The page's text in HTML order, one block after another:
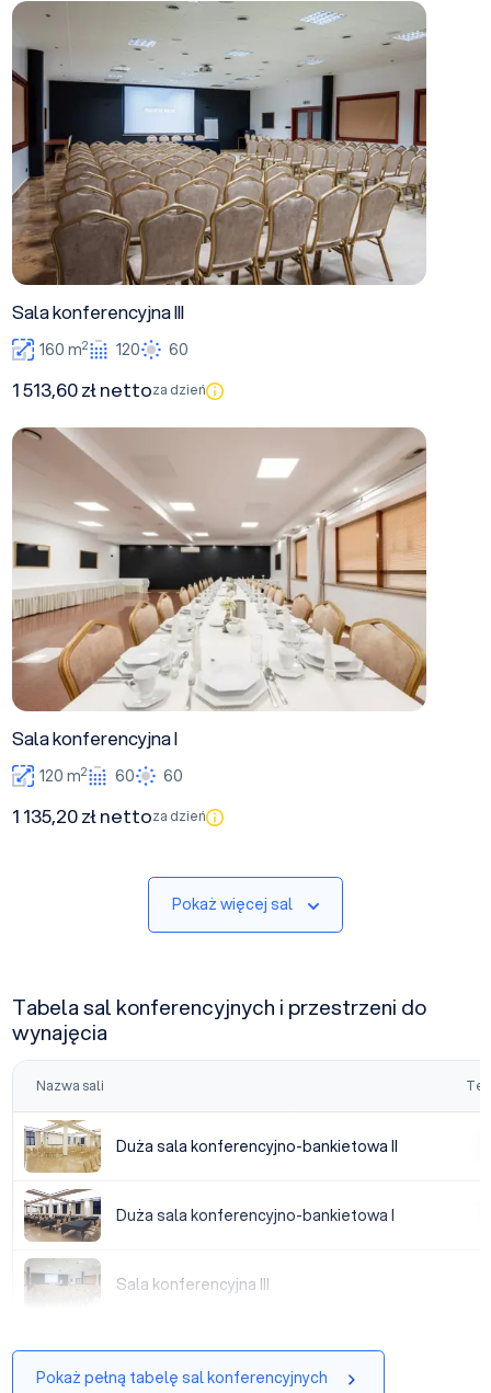
Sala konferencyjna III
Sala konferencyjna III
160 m2 120 60
1 513,60 zł nettoza dzień
Sala konferencyjna I
Sala konferencyjna I
120 m2 60 60
1 135,20 zł nettoza dzień
Pokaż więcej sal
Tabela sal konferencyjnych i przestrzeni do
wynajęcia
Nazwa sali
Duża sala konferencyjno-bankietowa II
Duża sala konferencyjno-bankietowa II
Duża sala konferencyjno-bankietowa I
Duża sala konferencyjno-bankietowa I
Sala konferencyjna III
Sala konferencyjna III
Pokaż pełną tabelę sal konferencyjnych